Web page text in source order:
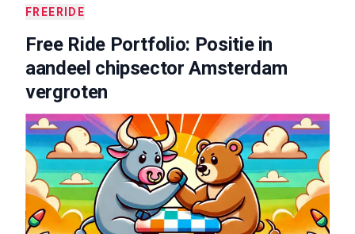
FREERIDE
Free Ride Portfolio: Positie in
aandeel chipsector Amsterdam
vergroten